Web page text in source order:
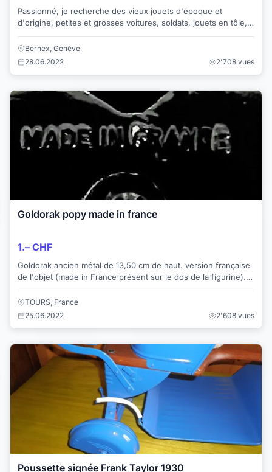
Passionné, je recherche des vieux jouets d'époque et
d'origine, petites et grosses voitures, soldats, jouets en tôle,
vieux trains (grande échelle), o...
Bernex, Genève
28.06.2022
2'708 vues
Goldorak popy made in france
1.– CHF
Goldorak ancien métal de 13,50 cm de haut. version française
de l'objet (made in France présent sur le dos de la figurine).
TOURS, France
25.06.2022
2'608 vues
Poussette signée Frank Taylor 1930